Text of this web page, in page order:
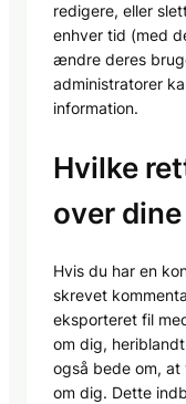
redigere, eller
enhver tid (med
ændre deres
administratorer
information.
Hvilke
over
Hvis du har en
skrevet
eksporteret fil
om dig,
også bede om, at
om dig. Dette